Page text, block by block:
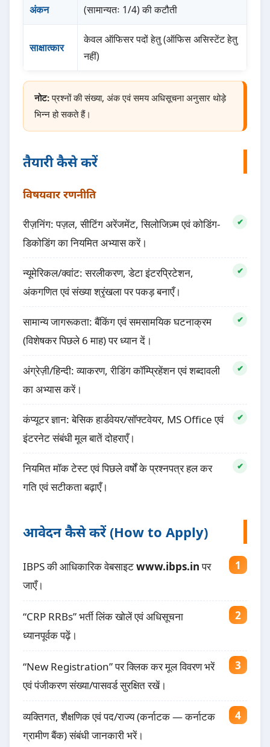
अंकन
(सामान्यतः 1/4) की कटौती
साक्षात्कार
केवल ऑफिसर पदों हेतु (ऑफिस असिस्टेंट हेतु
नहीं)
नोट:प्रश्नों की संख्या, अंक एवं समय अधिसूचना अनुसार थोड़े
भिन्न हो सकते हैं।
तैयारी कैसे करें
विषयवार रणनीति
रीज़निंग: पज़ल, सीटिंग अरेंजमेंट, सिलोजिज़्म एवं कोडिंग-
डिकोडिंग का नियमित अभ्यास करें।
न्यूमेरिकल/क्वांट: सरलीकरण, डेटा इंटरप्रिटेशन,
अंकगणित एवं संख्या श्रृंखला पर पकड़ बनाएँ।
सामान्य जागरूकता: बैंकिंग एवं समसामयिक घटनाक्रम
(विशेषकर पिछले 6 माह) पर ध्यान दें।
अंग्रेज़ी/हिन्दी: व्याकरण, रीडिंग कॉम्प्रिहेंशन एवं शब्दावली
का अभ्यास करें।
कंप्यूटर ज्ञान: बेसिक हार्डवेयर/सॉफ्टवेयर, MS Office एवं
इंटरनेट संबंधी मूल बातें दोहराएँ।
नियमित मॉक टेस्ट एवं पिछले वर्षों के प्रश्नपत्र हल कर
गति एवं सटीकता बढ़ाएँ।
आवेदन कैसे करें (How to Apply)
IBPS की आधिकारिक वेबसाइटwww.ibps.inपर
जाएँ।
“CRP RRBs” भर्ती लिंक खोलें एवं अधिसूचना
ध्यानपूर्वक पढ़ें।
“New Registration” पर क्लिक कर मूल विवरण भरें
एवं पंजीकरण संख्या/पासवर्ड सुरक्षित रखें।
व्यक्तिगत, शैक्षणिक एवं पद/राज्य (कर्नाटक — कर्नाटक
ग्रामीण बैंक) संबंधी जानकारी भरें।